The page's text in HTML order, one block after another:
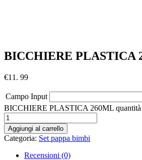
BICCHIERE PLASTICA
€11. 99
Campo Input
BICCHIERE PLASTICA 260ML quantità
Aggiungi al carrello
Categoria: Set pappa bimbi
Recensioni (0)